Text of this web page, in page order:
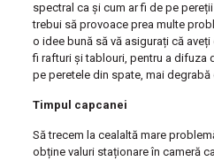
spectral ca și cum ar fi de pe
trebui să provoace prea multe
o idee bună să vă asigurați că aveți
fi rafturi și tablouri, pentru a difuza
pe peretele din spate, mai degrabă
Timpul capcanei
Să trecem la cealaltă mare
obține valuri staționare în cameră